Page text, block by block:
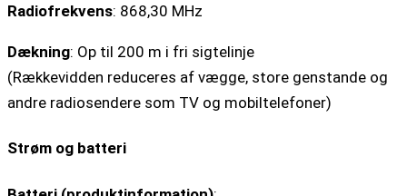
Radiofrekvens: 868,30 MHz
Dækning: Op til 200 m i fri sigtelinje
(Rækkevidden reduceres af vægge, store genstande og
andre radiosendere som TV og mobiltelefoner)
Strøm og batteri